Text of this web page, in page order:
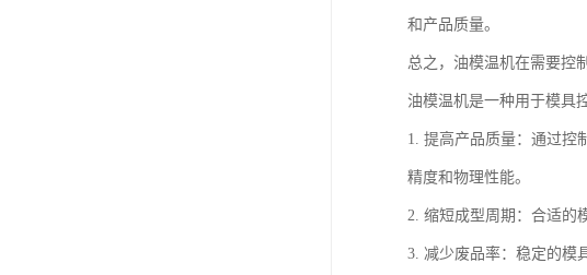
和产品质量。
总之，油模温机在需要控
油模温机是一种用于模具
1. 提高产品质量：通过控
精度和物理性能。
2. 缩短成型周期：合适的
3. 减少废品率：稳定的模